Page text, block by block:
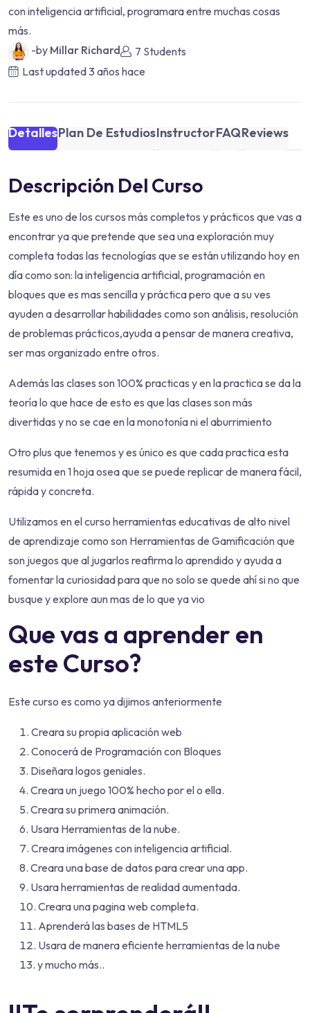
con inteligencia artificial, programara entre muchas cosas
más.
-by Millar Richard
7 Students
Last updated3 años hace
DetallesPlan De EstudiosInstructorFAQReviews
Descripción Del Curso
Este es uno de los cursos más completos y prácticos que vas a
encontrar ya que pretende que sea una exploración muy
completa todas las tecnologías que se están utilizando hoy en
día como son: la inteligencia artificial, programación en
bloques que es mas sencilla y práctica pero que a su ves
ayuden a desarrollar habilidades como son análisis, resolución
de problemas prácticos,ayuda a pensar de manera creativa,
ser mas organizado entre otros.
Además las clases son 100% practicas y en la practica se da la
teoría lo que hace de esto es que las clases son más
divertidas y no se cae en la monotonía ni el aburrimiento
Otro plus que tenemos y es único es que cada practica esta
resumida en 1 hoja osea que se puede replicar de manera fácil,
rápida y concreta.
Utilizamos en el curso herramientas educativas de alto nivel
de aprendizaje como son Herramientas de Gamificación que
son juegos que al jugarlos reafirma lo aprendido y ayuda a
fomentar la curiosidad para que no solo se quede ahí si no que
busque y explore aun mas de lo que ya vio
Que vas a aprender en
este Curso?
Este curso es como ya dijimos anteriormente
Creara su propia aplicación web
Conocerá de Programación con Bloques
Diseñara logos geniales.
Creara un juego 100% hecho por el o ella.
Creara su primera animación.
Usara Herramientas de la nube.
Creara imágenes con inteligencia artificial.
Creara una base de datos para crear una app.
Usara herramientas de realidad aumentada.
Creara una pagina web completa.
Aprenderá las bases de HTML5
Usara de manera eficiente herramientas de la nube
y mucho más..